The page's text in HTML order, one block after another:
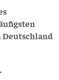
Deutschland